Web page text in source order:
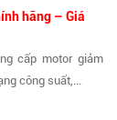
hãng – Giá
cấp motor giảm
công suất,...